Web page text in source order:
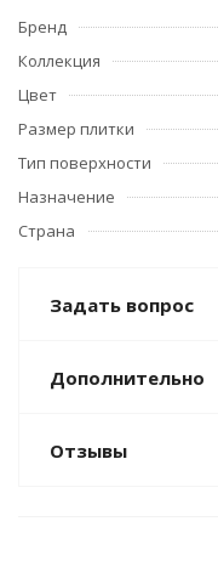
Бренд
Коллекция
Цвет
Размер плитки
Тип поверхности
Назначение
Страна
Задать вопрос
Дополнительно
Отзывы